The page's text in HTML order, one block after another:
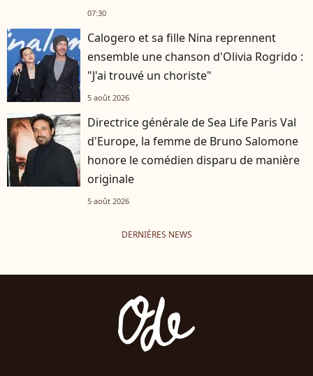
07:30
Calogero et sa fille Nina reprennent
ensemble une chanson d'Olivia Rogrido :
"J'ai trouvé un choriste"
5 août 2026
Directrice générale de Sea Life Paris Val
d'Europe, la femme de Bruno Salomone
honore le comédien disparu de manière
originale
5 août 2026
DERNIÈRES NEWS